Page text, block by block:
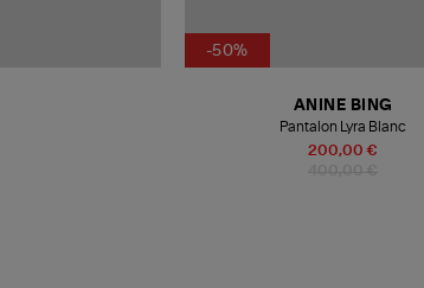
-50%
200,00 €
ANINE BING
Pantalon Lyra Blanc